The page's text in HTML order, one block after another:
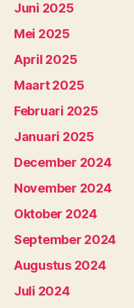
Juni 2025
Mei 2025
April 2025
Maart 2025
Februari 2025
Januari 2025
December 2024
November 2024
Oktober 2024
September 2024
Augustus 2024
Juli 2024